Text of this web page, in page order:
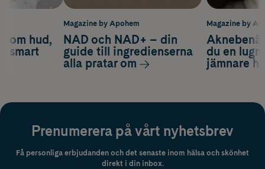
Magazine by
du en
jämnare
om hud,
smart
Magazine by Apohem
NAD och NAD+ – din
guide till ingredienserna
alla pratar om
Prenumerera på vårt nyhetsbrev
Få personliga erbjudanden och det senaste inom hälsa och skönhet
direkt i din inbox.